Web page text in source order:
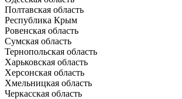
Полтавская область
Республика Крым
Ровенская область
Сумская область
Тернопольская область
Харьковская область
Херсонская область
Хмельницкая область
Черкасская область